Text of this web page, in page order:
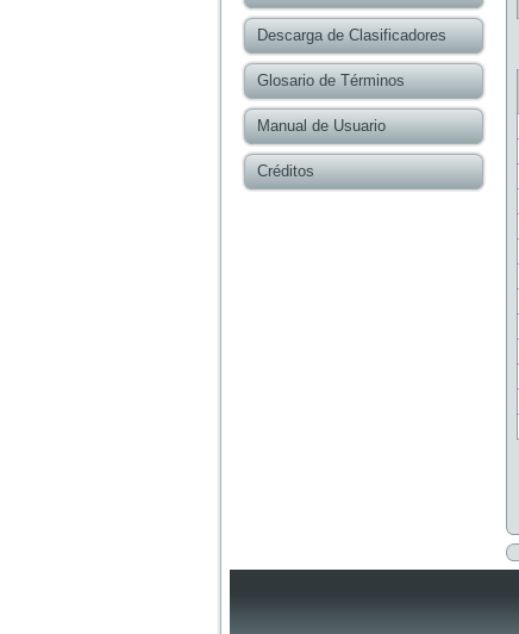
Descarga de Clasificadores
Glosario de Términos
Manual de Usuario
Créditos